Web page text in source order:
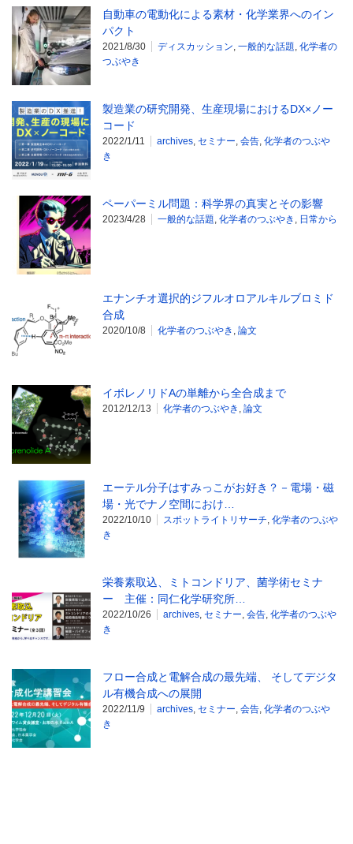
自動車の電動化による素材・化学業界へのイン
パクト
2021/8/30 ディスカッション, 一般的な話題, 化学者の
つぶやき
製造業の研究開発、生産現場におけるDX×ノー
コード
2022/1/11 archives, セミナー, 会告, 化学者のつぶや
き
ペーパーミル問題：科学界の真実とその影響
2023/4/28 一般的な話題, 化学者のつぶやき , 日常から
エナンチオ選択的ジフルオロアルキルブロミド
合成
2020/10/8 化学者のつぶやき , 論文
イボレノリドAの単離から全合成まで
2012/12/13 化学者のつぶやき , 論文
エーテル分子はすみっこがお好き？－電場・磁
場・光でナノ空間におけ…
2022/10/10 スポットライトリサーチ, 化学者のつぶや
き
栄養素取込、ミトコンドリア、菌学術セミナ
ー 主催：同仁化学研究所…
2022/10/26 archives, セミナー, 会告, 化学者のつぶや
き
フロー合成と電解合成の最先端、 そしてデジタ
ル有機合成への展開
2022/11/9 archives, セミナー, 会告, 化学者のつぶや
き